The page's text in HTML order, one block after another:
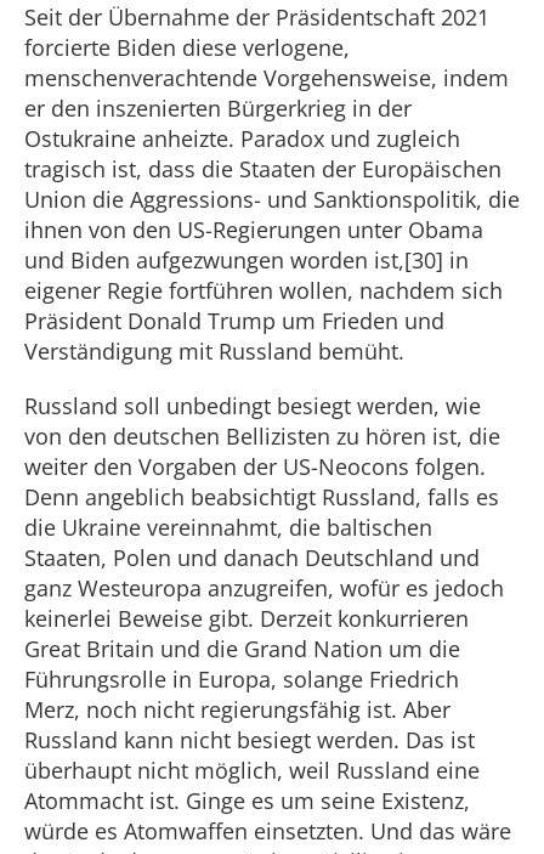
Seit der Übernahme der Präsidentschaft 2021
forcierte Biden diese verlogene,
menschenverachtende Vorgehensweise, indem
er den inszenierten Bürgerkrieg in der
Ostukraine anheizte. Paradox und zugleich
tragisch ist, dass die Staaten der Europäischen
Union die Aggressions- und Sanktionspolitik, die
ihnen von den US-Regierungen unter Obama
und Biden aufgezwungen worden ist,[30] in
eigener Regie fortführen wollen, nachdem sich
Präsident Donald Trump um Frieden und
Verständigung mit Russland bemüht.
Russland soll unbedingt besiegt werden, wie
von den deutschen Bellizisten zu hören ist, die
weiter den Vorgaben der US-Neocons folgen.
Denn angeblich beabsichtigt Russland, falls es
die Ukraine vereinnahmt, die baltischen
Staaten, Polen und danach Deutschland und
ganz Westeuropa anzugreifen, wofür es jedoch
keinerlei Beweise gibt. Derzeit konkurrieren
Great Britain und die Grand Nation um die
Führungsrolle in Europa, solange Friedrich
Merz, noch nicht regierungsfähig ist. Aber
Russland kann nicht besiegt werden. Das ist
überhaupt nicht möglich, weil Russland eine
Atommacht ist. Ginge es um seine Existenz,
würde es Atomwaffen einsetzten. Und das wäre